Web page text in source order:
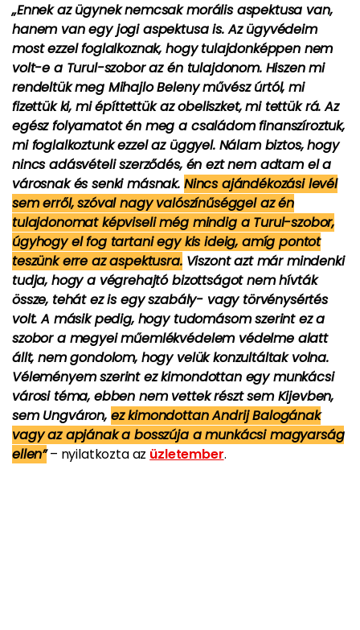
„Ennek az ügynek nemcsak morális aspektusa van,
hanem van egy jogi aspektusa is. Az ügyvédeim
most ezzel foglalkoznak, hogy tulajdonképpen nem
volt-e a Turul-szobor az én tulajdonom. Hiszen mi
rendeltük meg Mihajlo Beleny művész úrtól, mi
fizettük ki, mi építtettük az obeliszket, mi tettük rá. Az
egész folyamatot én meg a családom finanszíroztuk,
mi foglalkoztunk ezzel az üggyel. Nálam biztos, hogy
nincs adásvételi szerződés, én ezt nem adtam el a
városnak és senki másnak. Nincs ajándékozási levél
sem erről, szóval nagy valószínűséggel az én
tulajdonomat képviseli még mindig a Turul-szobor,
úgyhogy el fog tartani egy kis ideig, amíg pontot
teszünk erre az aspektusra.Viszont azt már mindenki
tudja, hogy a végrehajtó bizottságot nem hívták
össze, tehát ez is egy szabály- vagy törvénysértés
volt. A másik pedig, hogy tudomásom szerint ez a
szobor a megyei műemlékvédelem védelme alatt
állt, nem gondolom, hogy velük konzultáltak volna.
Véleményem szerint ez kimondottan egy munkácsi
városi téma, ebben nem vettek részt sem Kijevben,
sem Ungváron, ez kimondottan Andrij Balogának
vagy az apjának a bosszúja a munkácsi magyarság
ellen”– nyilatkozta az üzletember.